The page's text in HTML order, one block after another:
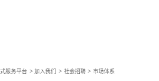
服务平台 > 加入我们 > 社会招聘 > 市场体系